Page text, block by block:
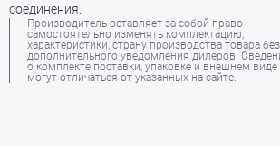
соединения.
Производитель оставляет за собой право
самостоятельно изменять комплектацию,
характеристики, страну производства товара без
дополнительного уведомления дилеров.
о комплекте поставки, упаковке и внешнем виде
могут отличаться от указанных на сайте.